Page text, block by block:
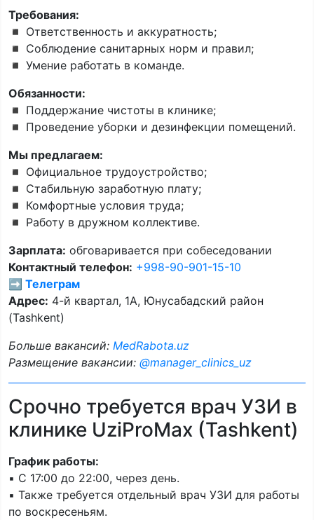
Требования:
◾️ Ответственность и аккуратность;
◾️ Соблюдение санитарных норм и правил;
◾️ Умение работать в команде.
Обязанности:
◾️ Поддержание чистоты в клинике;
◾️ Проведение уборки и дезинфекции помещений.
Мы предлагаем:
◾️ Официальное трудоустройство;
◾️ Стабильную заработную плату;
◾️ Комфортные условия труда;
◾️ Работу в дружном коллективе.
Зарплата: обговаривается при собеседовании
Контактный телефон: +998-90-901-15-10
➡️ Телеграм
Адрес: 4-й квартал, 1А, Юнусабадский район
(Tashkent)
Больше вакансий: MedRabota.uz
Размещение вакансии: @manager_clinics_uz
Срочно требуется врач УЗИ в
клинике UziProMax (Tashkent)
График работы:
▪️ С 17:00 до 22:00, через день.
▪️ Также требуется отдельный врач УЗИ для работы
по воскресеньям.